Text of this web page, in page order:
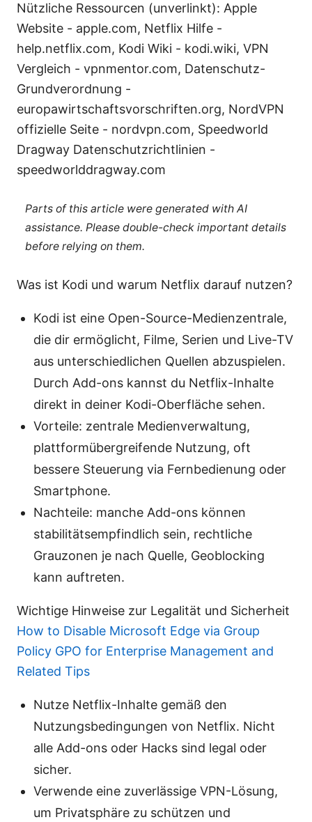
Nützliche Ressourcen (unverlinkt): Apple
Website - apple.com, Netflix Hilfe -
help.netflix.com, Kodi Wiki - kodi.wiki, VPN
Vergleich - vpnmentor.com, Datenschutz-
Grundverordnung -
europawirtschaftsvorschriften.org, NordVPN
offizielle Seite - nordvpn.com, Speedworld
Dragway Datenschutzrichtlinien -
speedworlddragway.com
Parts of this article were generated with AI
assistance. Please double-check important details
before relying on them.
Was ist Kodi und warum Netflix darauf nutzen?
Kodi ist eine Open-Source-Medienzentrale,
die dir ermöglicht, Filme, Serien und Live-TV
aus unterschiedlichen Quellen abzuspielen.
Durch Add-ons kannst du Netflix-Inhalte
direkt in deiner Kodi-Oberfläche sehen.
Vorteile: zentrale Medienverwaltung,
plattformübergreifende Nutzung, oft
bessere Steuerung via Fernbedienung oder
Smartphone.
Nachteile: manche Add-ons können
stabilitätsempfindlich sein, rechtliche
Grauzonen je nach Quelle, Geoblocking
kann auftreten.
Wichtige Hinweise zur Legalität und Sicherheit
How to Disable Microsoft Edge via Group
Policy GPO for Enterprise Management and
Related Tips
Nutze Netflix-Inhalte gemäß den
Nutzungsbedingungen von Netflix. Nicht
alle Add-ons oder Hacks sind legal oder
sicher.
Verwende eine zuverlässige VPN-Lösung,
um Privatsphäre zu schützen und